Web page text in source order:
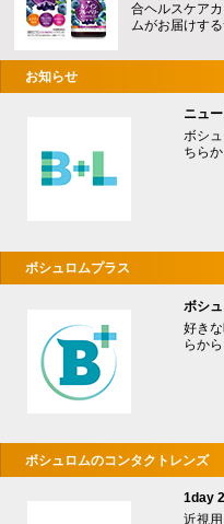
合ヘルスケア
ムがお届けす
お知らせ
ニュ
ボシ
ちらか
ボシュロムプラス
ボシ
好き
らから
ボシュロムのコンタクトレンズ
1day
近視